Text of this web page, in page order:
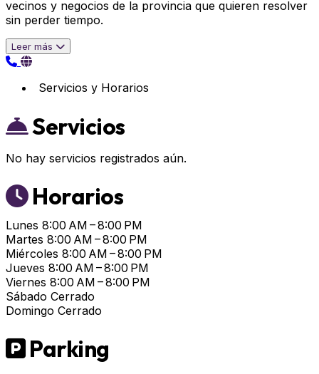
vecinos y negocios de la provincia que quieren resolver
sin perder tiempo.
Leer más
Servicios y Horarios
Servicios
No hay servicios registrados aún.
Horarios
Lunes 8:00 AM – 8:00 PM
Martes 8:00 AM – 8:00 PM
Miércoles 8:00 AM – 8:00 PM
Jueves 8:00 AM – 8:00 PM
Viernes 8:00 AM – 8:00 PM
Sábado Cerrado
Domingo Cerrado
Parking